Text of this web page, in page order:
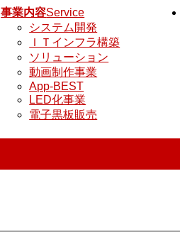
事業内容Service
システム開発
ＩＴインフラ構築
ソリューション
動画制作事業
App-BEST
LED化事業
電子黒板販売